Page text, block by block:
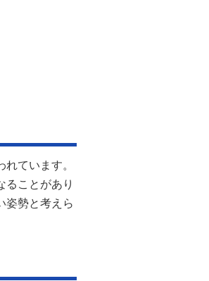
ています。
ることがあり
姿勢と考えら